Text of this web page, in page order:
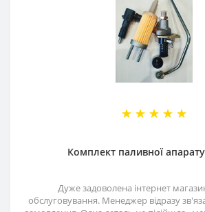
Комплект паливної
Дуже задоволена інтернет
обслуговування. Менеджер відразу